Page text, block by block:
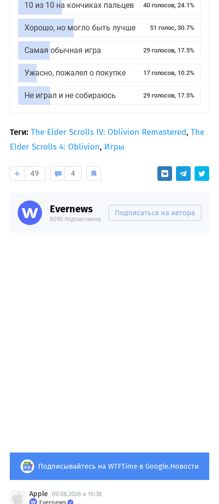
10 из 10 на кончиках пальцев 40 голосов, 24.1%
Хорошо, но могло быть лучше 51 голос, 30.7%
Самая обычная игра 29 голосов, 17.5%
Ужасно, пожалел о покупке 17 голосов, 10.2%
Не играл и не собираюсь 29 голосов, 17.5%
Теги: The Elder Scrolls IV: Oblivion Remastered, The
Elder Scrolls 4: Oblivion, Игры
49 4
Evernews
8090 подписчиков
Подписаться на автора
Подписывайтесь на WTFTime в Google.Новости
Apple 09.08.2026 в 16:38
Evernews